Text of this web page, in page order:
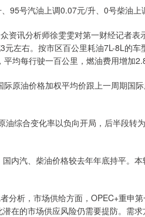
95号汽油上调0.07元/升、0号柴油上
资讯分析师徐雯雯对第一财经记者表
左右。按市区百公里耗油7L-8L的车
均每行驶一百公里，燃油费用增加2.8
原油价格加权平均价跟上一周期国
综合变化率以负向开局，后半段转
内汽、柴油价格较去年年底持平。本
分析，市场供给方面，OPEC+重申
在的市场供应风险仍需要提防。需
创业板指 3515.56 -